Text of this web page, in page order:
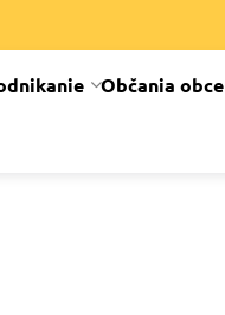
Občania obce